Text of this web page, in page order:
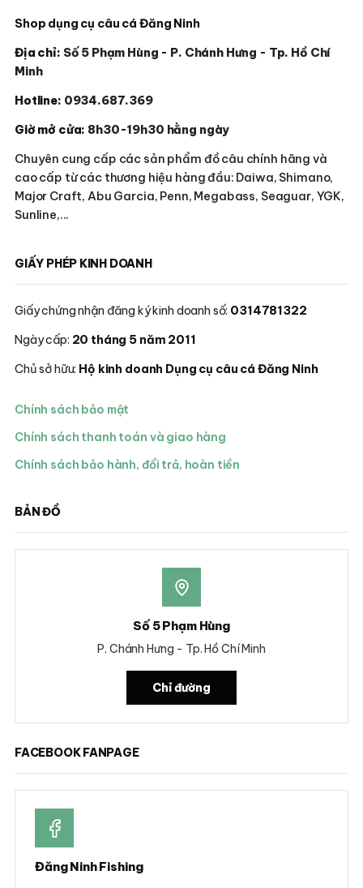
Shop dụng cụ câu cá Đăng Ninh
Địa chỉ: Số 5 Phạm Hùng - P. Chánh Hưng - Tp. Hồ Chí
Minh
Hotline: 0934.687.369
Giờ mở cửa: 8h30-19h30 hằng ngày
Chuyên cung cấp các sản phẩm đồ câu chính hãng và
cao cấp từ các thương hiệu hàng đầu: Daiwa, Shimano,
Major Craft, Abu Garcia, Penn, Megabass, Seaguar, YGK,
Sunline,...
GIẤY PHÉP KINH DOANH
Giấy chứng nhận đăng ký kinh doanh số: 0314781322
Ngày cấp: 20 tháng 5 năm 2011
Chủ sở hữu: Hộ kinh doanh Dụng cụ câu cá Đăng Ninh
Chính sách bảo mật
Chính sách thanh toán và giao hàng
Chính sách bảo hành, đổi trả, hoàn tiền
BẢN ĐỒ
Số 5 Phạm Hùng
P. Chánh Hưng - Tp. Hồ Chí Minh
Chỉ đường
FACEBOOK FANPAGE
Đăng Ninh Fishing